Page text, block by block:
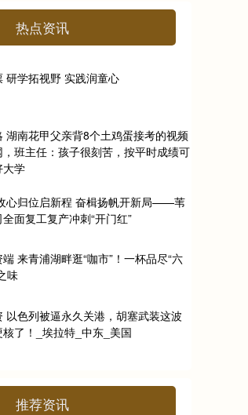
热点资讯
研学拓视野 实践润童心
湖南花甲父亲背8个土鸡蛋接考的视频
班主任：孩子很刻苦，按平时成绩可
大学
心归位启新程 奋楫扬帆开新局——苇
面复工复产冲刺“开门红”
来青浦湖畔逛“咖市”！一杯品尽“六
味
以色列被逼永久关港，胡塞武装这波
了！_埃拉特_中东_美国
推荐资讯